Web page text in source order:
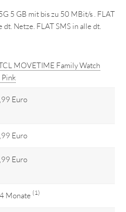
5 GB mit bis zu 50 MBit/s . FLAT
dt. Netze. FLAT SMS in alle dt.
MOVETIME Family Watch
Euro
Euro
Euro
Monate (1)